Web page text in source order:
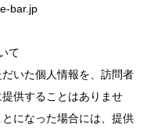
bar.jp
て
いた個人情報を、訪問者
供することはありませ
になった場合には、提供